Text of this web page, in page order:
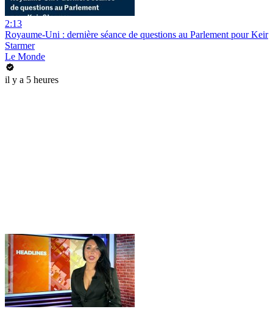
2:13
Royaume-Uni : dernière séance de questions au Parlement pour Keir
Starmer
Le Monde
il y a 5 heures